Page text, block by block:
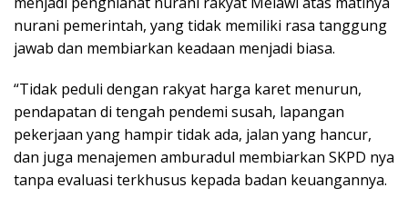
nurani pemerintah, yang tidak memiliki rasa tanggung
jawab dan membiarkan keadaan menjadi biasa.
“Tidak peduli dengan rakyat harga karet menurun,
pendapatan di tengah pendemi susah, lapangan
pekerjaan yang hampir tidak ada, jalan yang hancur,
dan juga menajemen amburadul membiarkan SKPD nya
tanpa evaluasi terkhusus kepada badan keuangannya.